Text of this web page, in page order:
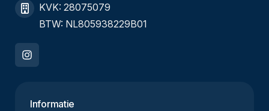
KVK: 28075079
BTW: NL805938229B01
Informatie